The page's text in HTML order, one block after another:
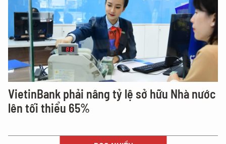
VietinBank phải nâng tỷ lệ sở hữu Nhà nước
lên tối thiểu 65%